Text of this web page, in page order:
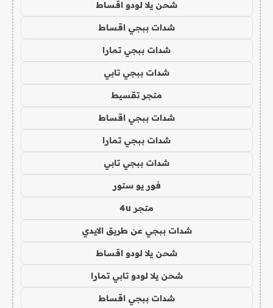
شحن يلا لودو اقساط
شدات ببجي اقساط
شدات ببجي تمارا
شدات ببجي تابي
متجر تقسيط
شدات ببجي اقساط
شدات ببجي تمارا
شدات ببجي تابي
فور يو ستور
متجر 4u
شدات ببجي عن طريق الايدي
شحن يلا لودو اقساط
شحن يلا لودو تابي تمارا
شدات ببجي اقساط